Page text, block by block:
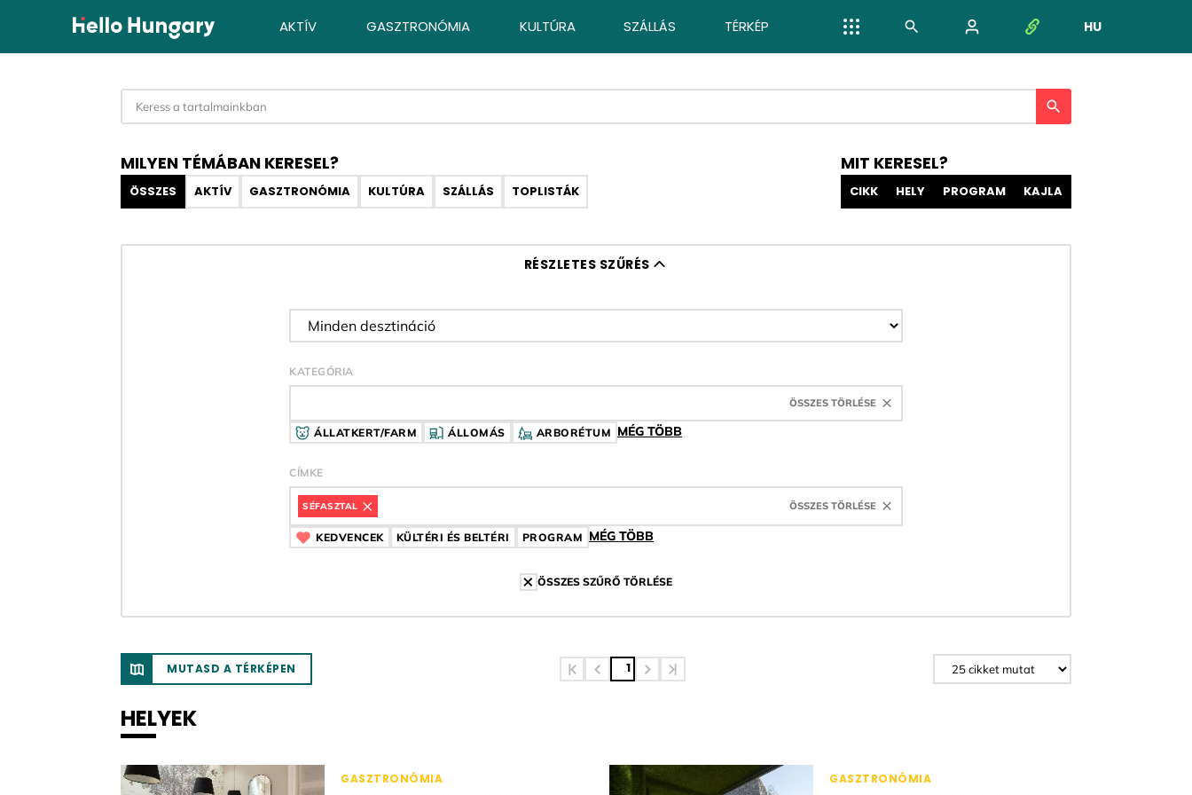
Ugrás a tartalomhoz AKTÍV GASZTRONÓMIA KULTÚRA SZÁLLÁS TÉRKÉP HU
NYELV
MILYEN TÉMÁBAN KERESEL?
ÖSSZES AKTÍV GASZTRONÓMIA KULTÚRA SZÁLLÁS TOPLISTÁK
MIT KERESEL?
CIKK HELY PROGRAM KAJLA
RÉSZLETES SZŰRÉS
Desztináció szűrése
KATEGÓRIA
ÖSSZES TÖRLÉSE
ÁLLATKERT/FARM ÁLLOMÁS ARBORÉTUM MÉG TÖBB
CÍMKE
SÉFASZTAL CÍMKE ÖSSZES TÖRLÉSE
KEDVENCEKCÍMKE
KÜLTÉRI ÉS BELTÉRI CÍMKE
PROGRAM CÍMKE
MÉG TÖBB
ÖSSZES SZŰRŐ TÖRLÉSE
MUTASD A TÉRKÉPEN 1
HELYEK
GASZTRONÓMIA GASZTRONÓMIA